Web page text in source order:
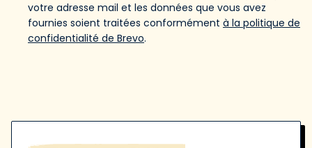
votre adresse mail et les données que vous avez
fournies soient traitées conformément à la politique de
confidentialité de Brevo.